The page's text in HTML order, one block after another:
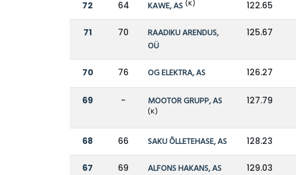
72 64 KAWE, AS (K) 122.65
71 70
RAADIKU ARENDUS,
OÜ
125.67
70 76 OG ELEKTRA, AS 126.27
69 - MOOTOR GRUPP, AS
(K)
127.79
68 66 SAKU ÕLLETEHASE, AS 128.23
67 69 ALFONS HAKANS, AS 129.03